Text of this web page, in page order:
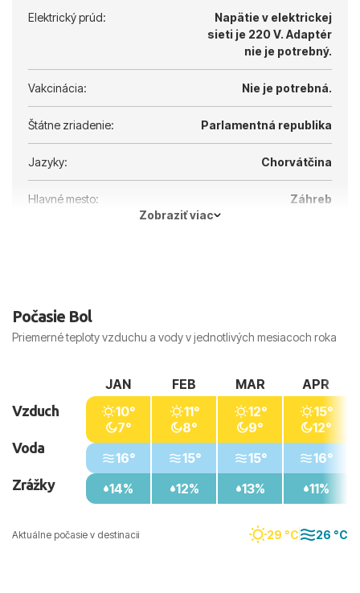
Elektrický prúd:
Napätie v elektrickej
sieti je 220 V. Adaptér
nie je potrebný.
Vakcinácia: Nie je potrebná.
Štátne zriadenie: Parlamentná republika
Jazyky: Chorvátčina
Hlavné mesto:
Záhreb
Zobraziť viac
Počasie Bol
Priemerné teploty vzduchu a vody v jednotlivých mesiacoch roka
Aktuálne počasie v destinacii 29 °C 26 °C
Vzduch
Voda
Zrážky
JAN
10°
7°
16°
14%
FEB
11°
8°
15°
12%
MAR
12°
9°
15°
13%
APR
15°
12°
16°
11%